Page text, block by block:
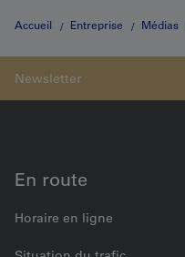
Accueil Entreprise Médias
En route
Horaire en ligne